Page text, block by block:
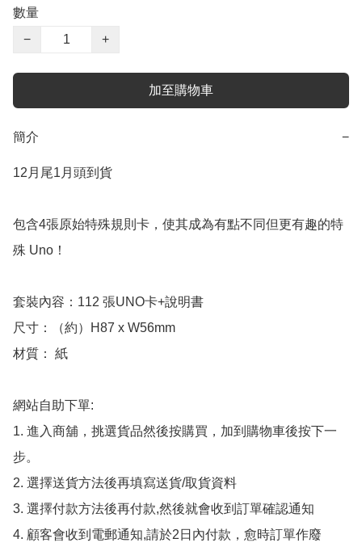
數量
−
+
加至購物車
簡介 −
12月尾1月頭到貨
包含4張原始特殊規則卡，使其成為有點不同但更有趣的特
殊 Uno！
套裝內容：112 張UNO卡+說明書
尺寸：（約）H87 x W56mm
材質： 紙
網站自助下單:
1. 進入商舖，挑選貨品然後按購買，加到購物車後按下一
步。
2. 選擇送貨方法後再填寫送貨/取貨資料
3. 選擇付款方法後再付款,然後就會收到訂單確認通知
4. 顧客會收到電郵通知,請於2日內付款，愈時訂單作廢